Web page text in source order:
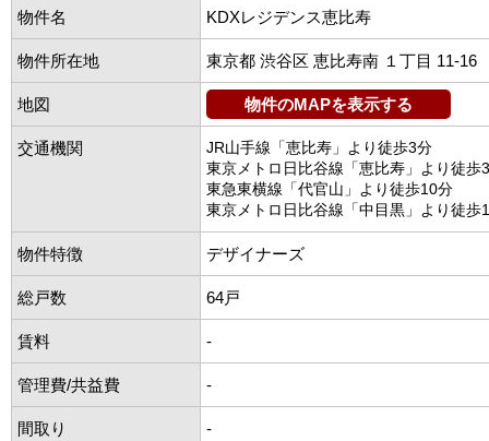
物件名 KDXレジデンス恵比寿
物件所在地 東京都 渋谷区 恵比寿南 １丁目 11‐16
地図 物件のMAPを表示する
交通機関
JR山手線「恵比寿」より徒歩3分
東京メトロ日比谷線「恵比寿」より徒歩
東急東横線「代官山」より徒歩10分
東京メトロ日比谷線「中目黒」より徒歩
物件特徴 デザイナーズ
総戸数 64戸
賃料 -
管理費/共益費 -
間取り -